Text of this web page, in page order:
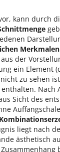
kann durch
Merkmalen
der
ein Element
zu sehen
Nach
Sicht des
liegt nach
ästhetisch